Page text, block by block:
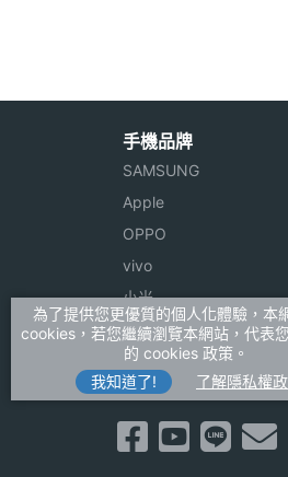
計步器
加速度感應器
睡眠感測器
高度氣壓感測器
機體規格
手機品牌
SAMSUNG
Apple
OPPO
vivo
小米
ASUS
Sony
realme
為了提供您更優質的個人化體驗，本
cookies，若您繼續瀏覽本網站，代表
的 cookies 政策。
我知道了!
了解隱私權